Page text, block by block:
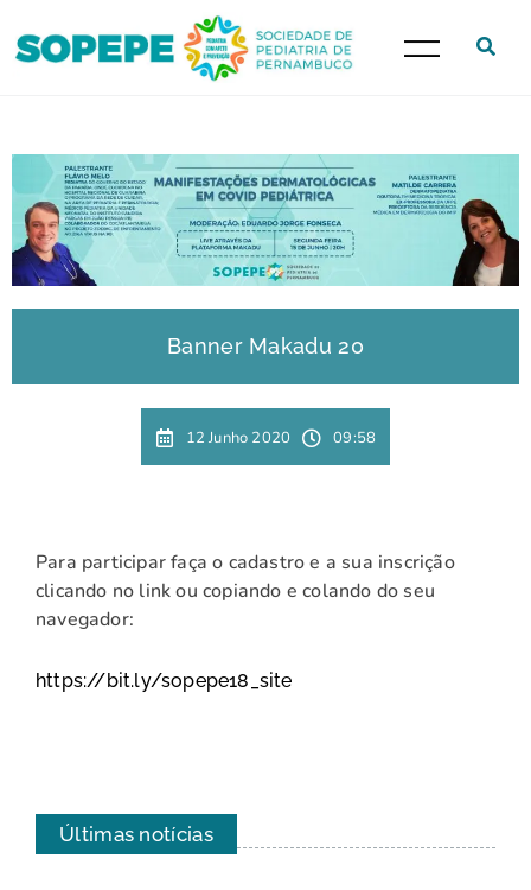
Banner Makadu 20
12 Junho 2020 09:58
Para participar faça o cadastro e a sua inscrição
clicando no link ou copiando e colando do seu
navegador:
https://bit.ly/sopepe18_site
Últimas notícias